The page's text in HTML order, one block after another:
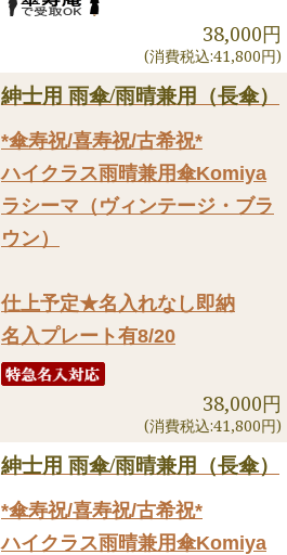
38,000円
(消費税込:41,800円)
紳士用 雨傘/雨晴兼用（長傘）
*傘寿祝/喜寿祝/古希祝*
ハイクラス雨晴兼用傘Komiya
ラシーマ（ヴィンテージ・ブラ
ウン）
仕上予定★名入れなし即納
名入プレート有8/20
38,000円
(消費税込:41,800円)
紳士用 雨傘/雨晴兼用（長傘）
*傘寿祝/喜寿祝/古希祝*
ハイクラス雨晴兼用傘Komiya